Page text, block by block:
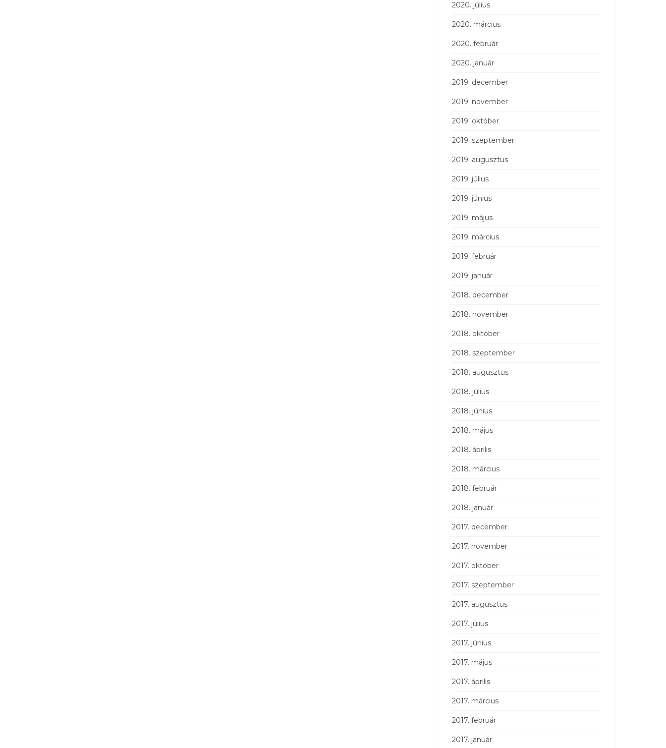
2020. július
2020. március
2020. február
2020. január
2019. december
2019. november
2019. október
2019. szeptember
2019. augusztus
2019. július
2019. június
2019. május
2019. március
2019. február
2019. január
2018. december
2018. november
2018. október
2018. szeptember
2018. augusztus
2018. július
2018. június
2018. május
2018. április
2018. március
2018. február
2018. január
2017. december
2017. november
2017. október
2017. szeptember
2017. augusztus
2017. július
2017. június
2017. május
2017. április
2017. március
2017. február
2017. január